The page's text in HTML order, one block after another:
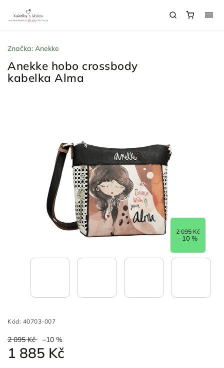
Anekke hobo crossbody
kabelka Alma
2 095 Kč
–10 %
Kód: 40703-007
2 095 Kč –10 %
1 885 Kč
Značka: Anekke